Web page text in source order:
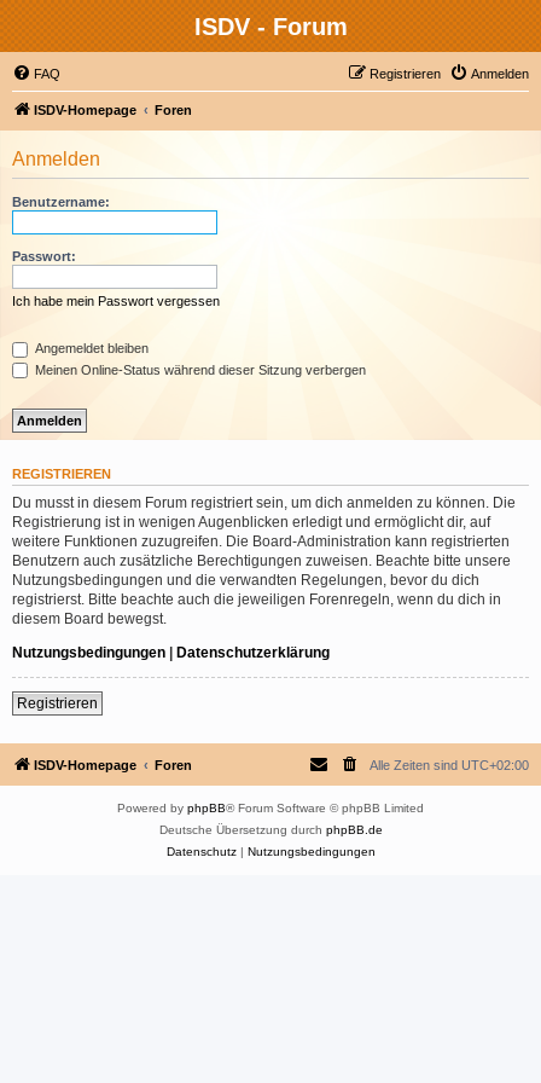
ISDV - Forum
FAQ Anmelden
Registrieren
ISDV-Homepage Foren
Anmelden
Benutzername:
Passwort:
Ich habe mein Passwort vergessen
Angemeldet bleiben
Meinen Online-Status während dieser Sitzung verbergen
REGISTRIEREN
Du musst in diesem Forum registriert sein, um dich anmelden zu können. Die
Registrierung ist in wenigen Augenblicken erledigt und ermöglicht dir, auf
weitere Funktionen zuzugreifen. Die Board-Administration kann registrierten
Benutzern auch zusätzliche Berechtigungen zuweisen. Beachte bitte unsere
Nutzungsbedingungen und die verwandten Regelungen, bevor du dich
registrierst. Bitte beachte auch die jeweiligen Forenregeln, wenn du dich in
diesem Board bewegst.
Nutzungsbedingungen | Datenschutzerklärung
Registrieren
ISDV-Homepage Foren Alle Zeiten sind UTC+02:00
Powered by phpBB® Forum Software © phpBB Limited
Deutsche Übersetzung durch phpBB.de
Datenschutz| Nutzungsbedingungen